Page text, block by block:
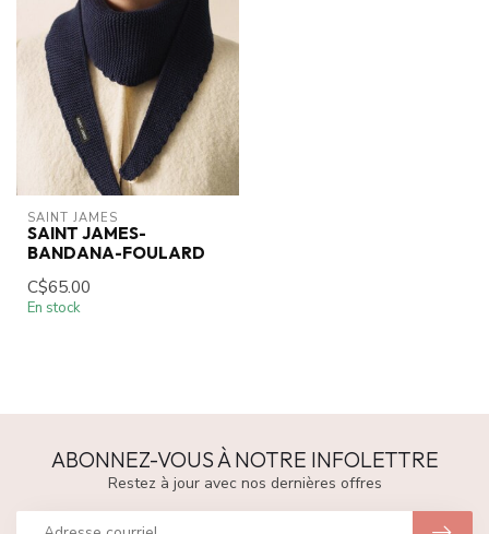
SAINT JAMES
SAINT JAMES-
BANDANA-FOULARD
C$65.00
En stock
ABONNEZ-VOUS À NOTRE INFOLETTRE
Restez à jour avec nos dernières offres